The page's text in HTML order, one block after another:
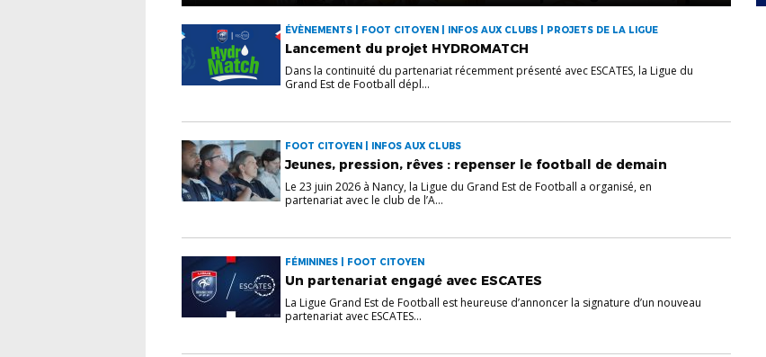
ÉVÈNEMENTS | FOOT CITOYEN | INFOS AUX CLUBS | PROJETS DE LA LIGUE
Lancement du projet HYDROMATCH
Dans la continuité du partenariat récemment présenté avec ESCATES, la Ligue du
Grand Est de Football dépl...
FOOT CITOYEN | INFOS AUX CLUBS
Jeunes, pression, rêves : repenser le football de demain
Le 23 juin 2026 à Nancy, la Ligue du Grand Est de Football a organisé, en
partenariat avec le club de l’A...
FÉMININES | FOOT CITOYEN
Un partenariat engagé avec ESCATES
La Ligue Grand Est de Football est heureuse d’annoncer la signature d’un nouveau
partenariat avec ESCATES...